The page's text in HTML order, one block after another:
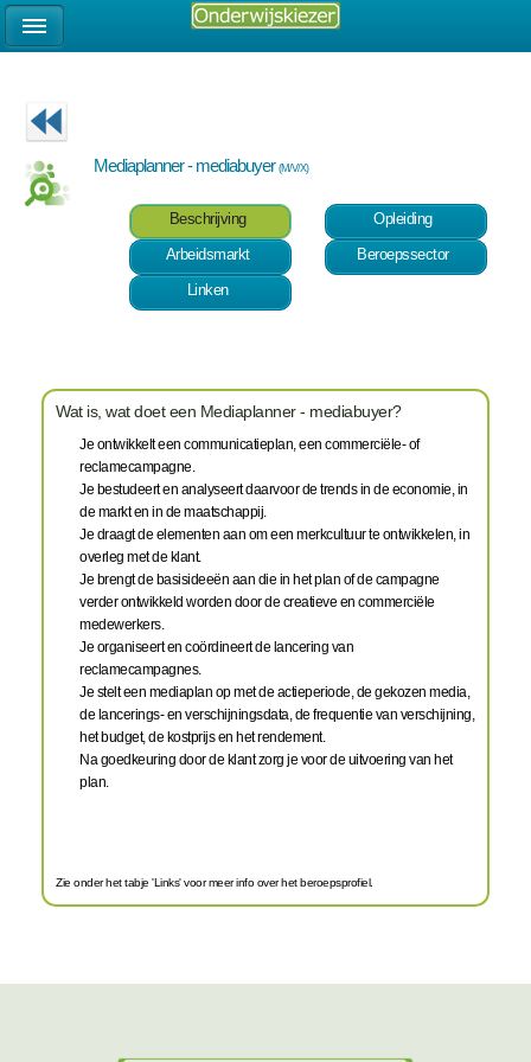
Mediaplanner - mediabuyer(M/V/X)
Beschrijving
Opleiding
Arbeidsmarkt
Beroepssector
Linken
Wat is, wat doet een Mediaplanner - mediabuyer?
Je ontwikkelt een communicatieplan, een commerciële- of
reclamecampagne.
Je bestudeert en analyseert daarvoor de trends in de economie, in
de markt en in de maatschappij.
Je draagt de elementen aan om een merkcultuur te ontwikkelen, in
overleg met de klant.
Je brengt de basisideeën aan die in het plan of de campagne
verder ontwikkeld worden door de creatieve en commerciële
medewerkers.
Je organiseert en coördineert de lancering van
reclamecampagnes.
Je stelt een mediaplan op met de actieperiode, de gekozen media,
de lancerings- en verschijningsdata, de frequentie van verschijning,
het budget, de kostprijs en het rendement.
Na goedkeuring door de klant zorg je voor de uitvoering van het
plan.
Zie onder het tabje 'Links' voor meer info over het beroepsprofiel.